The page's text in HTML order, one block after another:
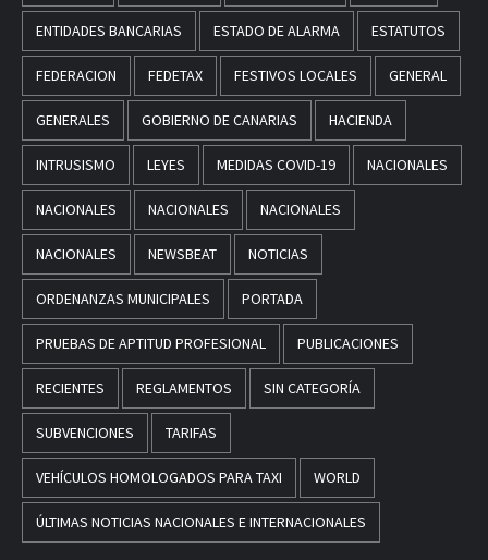
ENTIDADES BANCARIAS ESTADO DE ALARMA ESTATUTOS
FEDERACION FEDETAX FESTIVOS LOCALES GENERAL
GENERALES GOBIERNO DE CANARIAS HACIENDA
INTRUSISMO LEYES MEDIDAS COVID-19 NACIONALES
NACIONALES NACIONALES NACIONALES
NACIONALES NEWSBEAT NOTICIAS
ORDENANZAS MUNICIPALES PORTADA
PRUEBAS DE APTITUD PROFESIONAL PUBLICACIONES
RECIENTES REGLAMENTOS SIN CATEGORÍA
SUBVENCIONES TARIFAS
VEHÍCULOS HOMOLOGADOS PARA TAXI WORLD
ÚLTIMAS NOTICIAS NACIONALES E INTERNACIONALES